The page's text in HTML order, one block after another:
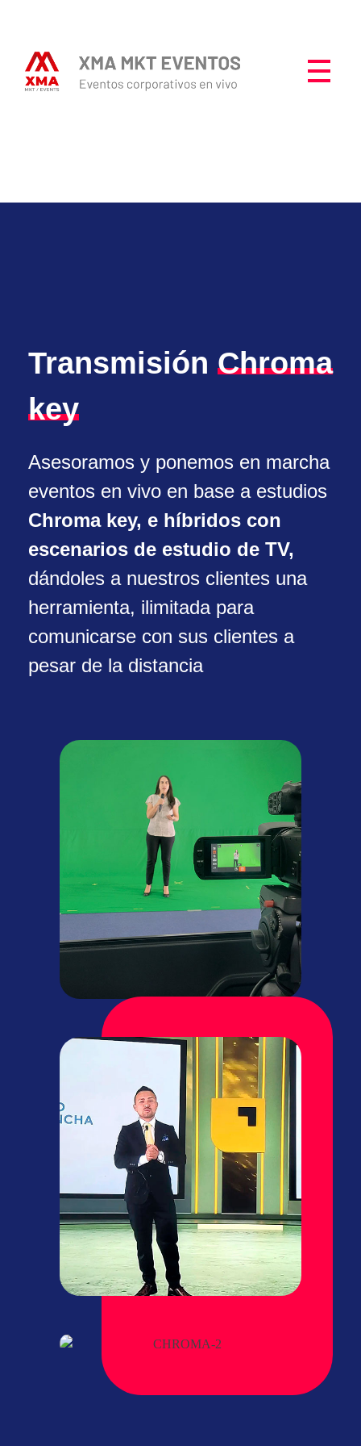
Transmisión Chroma
key
Asesoramos y ponemos en marcha
eventos en vivo en base a estudios
Chroma key, e híbridos con
escenarios de estudio de TV,
dándoles a nuestros clientes una
herramienta, ilimitada para
comunicarse con sus clientes a
pesar de la distancia